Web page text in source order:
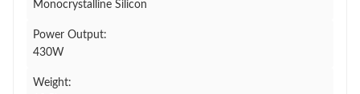
Monocrystalline Silicon
Power Output:
430W
Weight: